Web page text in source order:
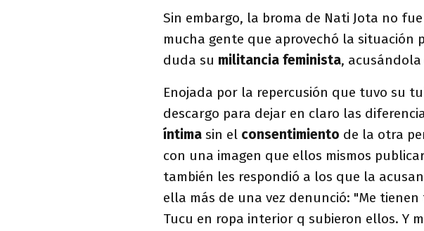
Sin embargo, la broma de Nati Jota no
mucha gente que aprovechó la situación
duda su militancia feminista, acusándola
Enojada por la repercusión que tuvo su
descargo para dejar en claro las
íntima sin el consentimiento de la otra
con una imagen que ellos mismos
también les respondió a los que la
ella más de una vez denunció: "Me
Tucu en ropa interior q subieron ellos. Y